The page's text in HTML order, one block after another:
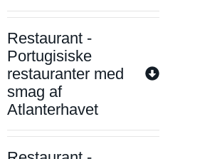
Restaurant -
Portugisiske
restauranter med
smag af
Atlanterhavet